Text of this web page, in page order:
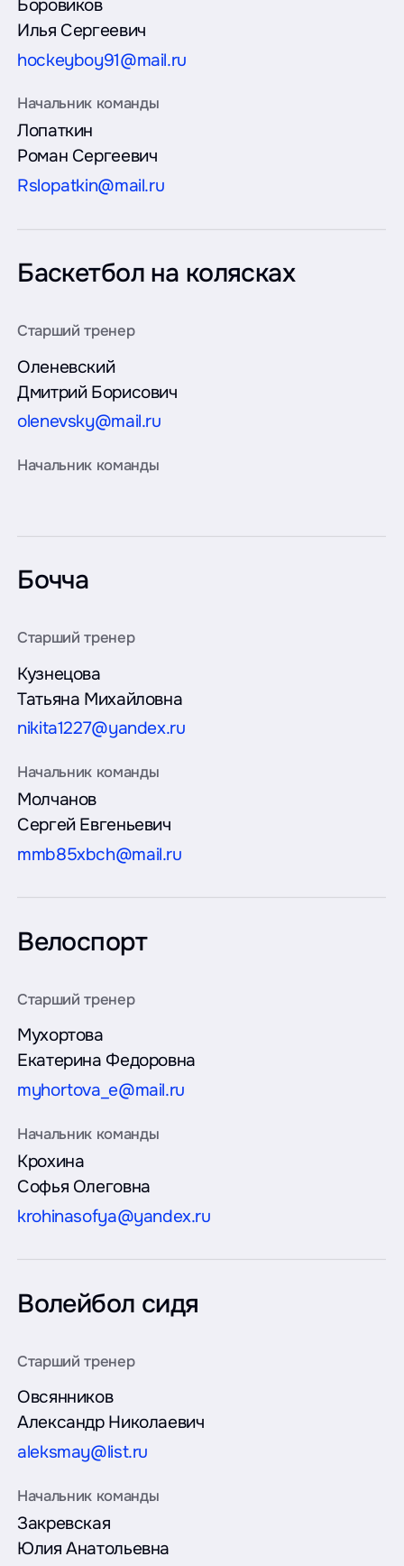
Боровиков
Илья Сергеевич
hockeyboy91@mail.ru
Лопаткин
Роман Сергеевич
Rslopatkin@mail.ru
Баскетбол на колясках
Оленевский
Дмитрий Борисович
olenevsky@mail.ru
Бочча
Кузнецова
Татьяна Михайловна
nikita1227@yandex.ru
Молчанов
Сергей Евгеньевич
mmb85xbch@mail.ru
Велоспорт
Мухортова
Екатерина Федоровна
myhortova_e@mail.ru
Крохина
Софья Олеговна
krohinasofya@yandex.ru
Волейбол сидя
Овсянников
Александр Николаевич
aleksmay@list.ru
Закревская
Юлия Анатольевна